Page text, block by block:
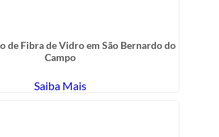
de Fibra de Vidro em São Bernardo do
Campo
Saiba Mais